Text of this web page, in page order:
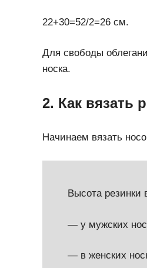
22+30=52/2=26 см.
Для свободы
носка.
2. Как вязать
Начинаем вязать
Высота резинки
— у мужских
— в женских